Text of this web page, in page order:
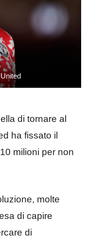
di tornare al
ha fissato il
milioni per non
molte
di capire
di